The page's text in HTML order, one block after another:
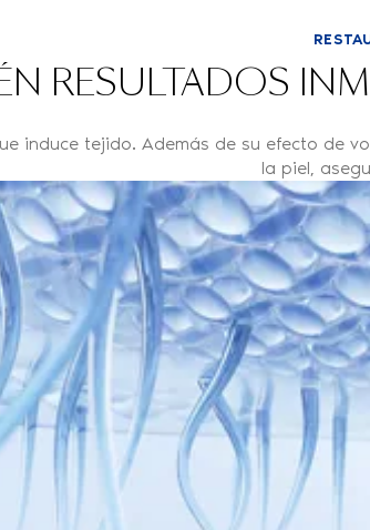
RESULTADOS
induce tejido. Además de su efecto de
la piel,